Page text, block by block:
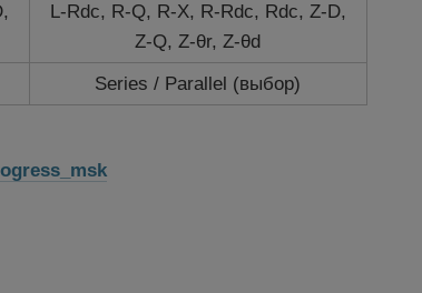
L-Rdc, R-Q, R-X, R-Rdc, Rdc, Z-D,
Z-Q, Z-θr, Z-θd
Series / Parallel (выбор)